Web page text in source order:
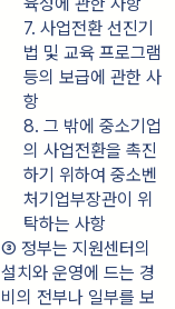
7. 사업전환 선진기
법 및 교육 프로그램
등의 보급에 관한 사
항
8. 그 밖에 중소기업
의 사업전환을 촉진
하기 위하여 중소벤
처기업부장관이 위
탁하는 사항
③ 정부는 지원센터의
설치와 운영에 드는 경
비의 전부나 일부를 보